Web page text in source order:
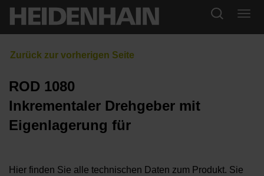
ROD 1080
Inkrementaler Drehgeber mit
Eigenlagerung für
Hier finden Sie alle technischen Daten zum Produkt. Sie